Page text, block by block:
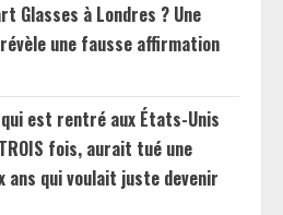
Glasses à Londres ? Une
une fausse affirmation
est rentré aux États-Unis
fois, aurait tué une
qui voulait juste devenir